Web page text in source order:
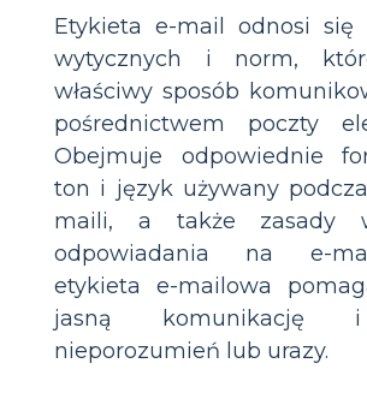
Etykieta e-mail odnosi się
wytycznych i norm,
właściwy sposób
pośrednictwem poczty
Obejmuje odpowiednie
ton i język używany
maili, a także zasady
odpowiadania na e-
etykieta e-mailowa
jasną komunikację
nieporozumień lub urazy.